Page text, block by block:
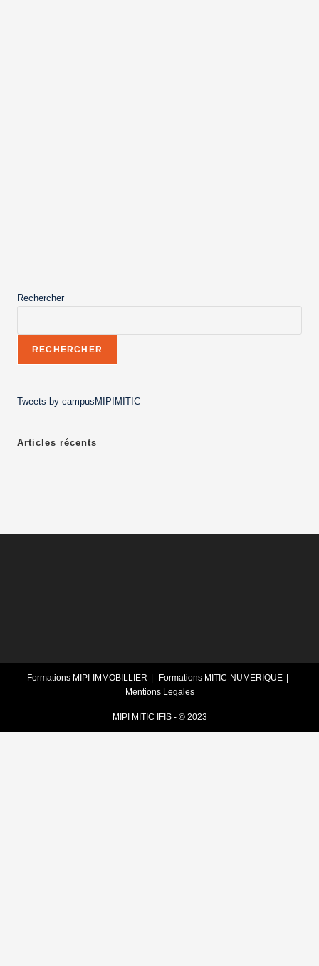
Rechercher
RECHERCHER
Tweets by campusMIPIMITIC
Articles récents
Formations MIPI-IMMOBILLIER
Formations MITIC-NUMERIQUE
Mentions Legales
MIPI MITIC IFIS - © 2023